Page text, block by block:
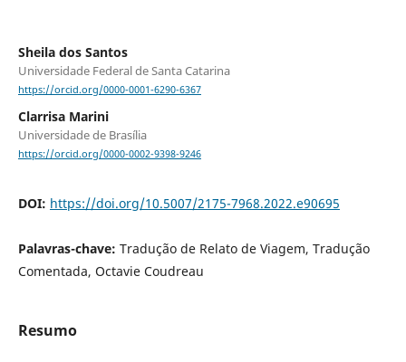
Sheila dos Santos
Universidade Federal de Santa Catarina
https://orcid.org/0000-0001-6290-6367
Clarrisa Marini
Universidade de Brasília
https://orcid.org/0000-0002-9398-9246
DOI: https://doi.org/10.5007/2175-7968.2022.e90695
Palavras-chave: Tradução de Relato de Viagem, Tradução
Comentada, Octavie Coudreau
Resumo